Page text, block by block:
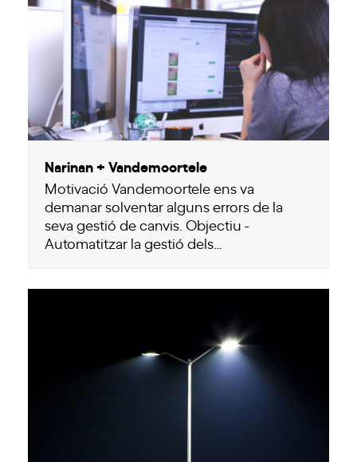
Narinan + Vandemoortele
Motivació Vandemoortele ens va
demanar solventar alguns errors de la
seva gestió de canvis. Objectiu -
Automatitzar la gestió dels…